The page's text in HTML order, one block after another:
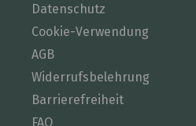
Datenschutz
Cookie-Verwendung
AGB
Widerrufsbelehrung
Barrierefreiheit
FAQ